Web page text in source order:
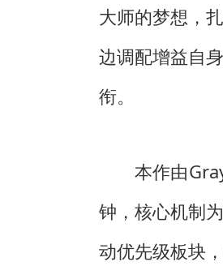
大师的梦想，
边调配增益自
衔。
本作由
钟，核心机制
动优先级板块